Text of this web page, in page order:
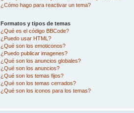
¿Cómo hago para reactivar un tema?
Formatos y tipos de temas
¿Qué es el código BBCode?
¿Puedo usar HTML?
¿Qué son los emoticonos?
¿Puedo publicar imagenes?
¿Qué son los anuncios globales?
¿Qué son los anuncios?
¿Qué son los temas fijos?
¿Qué son los temas cerrados?
¿Qué son los iconos para los temas?